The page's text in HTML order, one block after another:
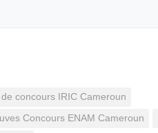
concours IRIC Cameroun
Concours ENAM Cameroun